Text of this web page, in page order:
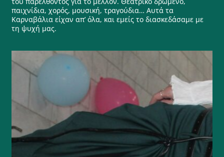
παιχνίδια, χορός, μουσική, τραγούδια… Αυτά τα
Καρναβάλια είχαν απ’ όλα, και εμείς το διασκεδάσαμε με
τη ψυχή μας.